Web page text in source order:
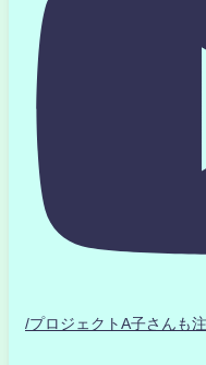
/プロジェクトA子さんも